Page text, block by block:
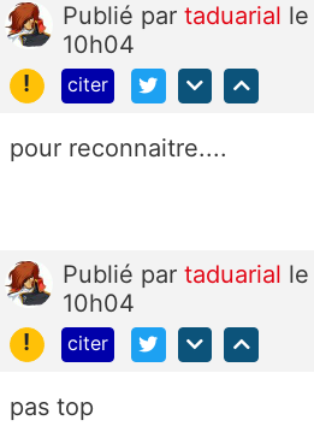
Publié par taduarial
10h04
!
citer
pour reconnaitre....
Publié par taduarial
10h04
!
citer
pas top